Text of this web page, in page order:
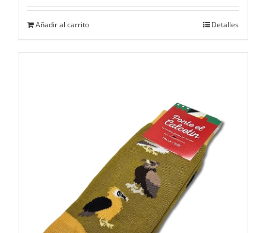
Añadir al carrito Detalles